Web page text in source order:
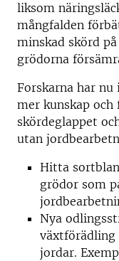
liksom
mångfalden
minskad skörd
grödorna
Forskarna har
mer kunskap
skördeglappet
utan
Hitta
grödor som
Nya
växtförädling
jordar.